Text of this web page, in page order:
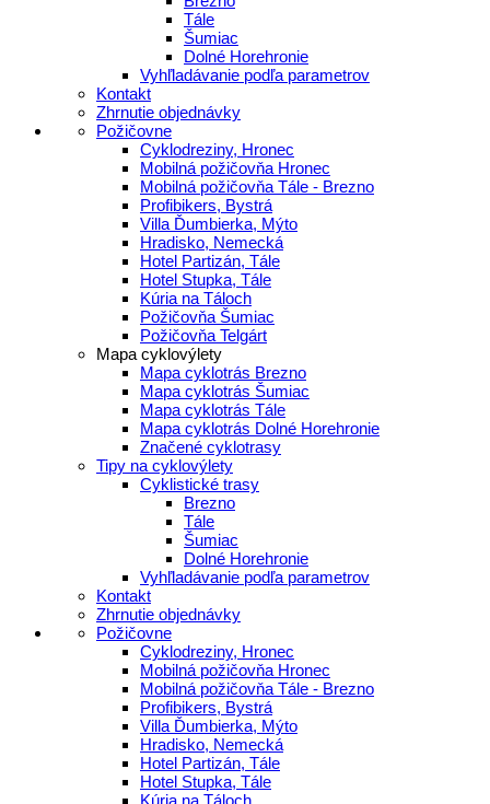
Tále
Šumiac
Dolné Horehronie
Vyhľladávanie podľa parametrov
Kontakt
Zhrnutie objednávky
Požičovne
Cyklodreziny, Hronec
Mobilná požičovňa Hronec
Mobilná požičovňa Tále - Brezno
Profibikers, Bystrá
Villa Ďumbierka, Mýto
Hradisko, Nemecká
Hotel Partizán, Tále
Hotel Stupka, Tále
Kúria na Táloch
Požičovňa Šumiac
Požičovňa Telgárt
Mapa cyklovýlety
Mapa cyklotrás Brezno
Mapa cyklotrás Šumiac
Mapa cyklotrás Tále
Mapa cyklotrás Dolné Horehronie
Značené cyklotrasy
Tipy na cyklovýlety
Cyklistické trasy
Brezno
Tále
Šumiac
Dolné Horehronie
Vyhľladávanie podľa parametrov
Kontakt
Zhrnutie objednávky
Požičovne
Cyklodreziny, Hronec
Mobilná požičovňa Hronec
Mobilná požičovňa Tále - Brezno
Profibikers, Bystrá
Villa Ďumbierka, Mýto
Hradisko, Nemecká
Hotel Partizán, Tále
Hotel Stupka, Tále